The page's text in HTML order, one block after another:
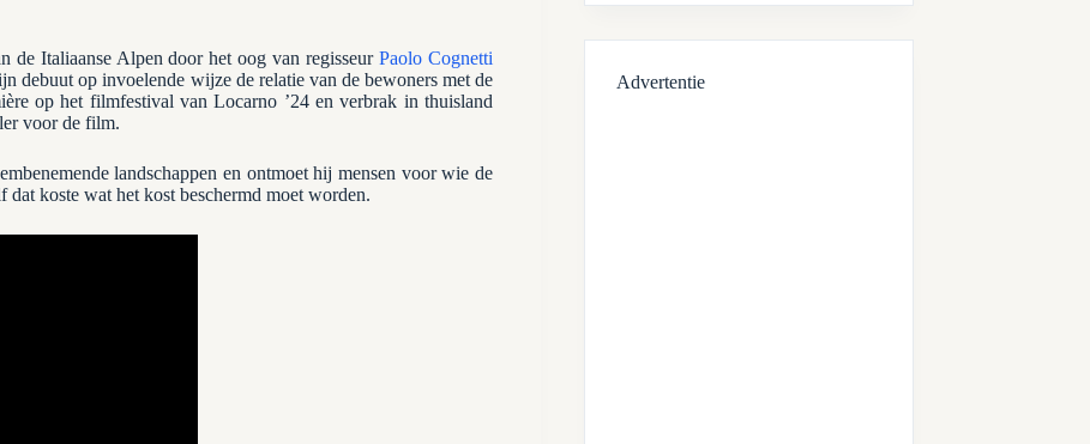
de Italiaanse Alpen door het oog van regisseur Paolo Cognetti
debuut op invoelende wijze de relatie van de bewoners met de
op het filmfestival van Locarno ’24 en verbrak in thuisland
voor de film.
landschappen en ontmoet hij mensen voor wie de
koste wat het kost beschermd moet worden.
Advertentie